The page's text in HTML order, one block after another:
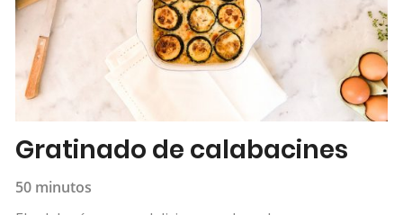
Gratinado de calabacines
50 minutos